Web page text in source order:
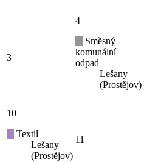
3
4
Směsný
komunální
odpad
Lešany
(Prostějov)
10
Textil
Lešany
(Prostějov)
11